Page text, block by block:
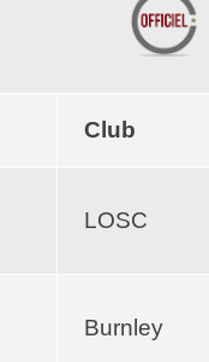
Club
LOSC
Burnley